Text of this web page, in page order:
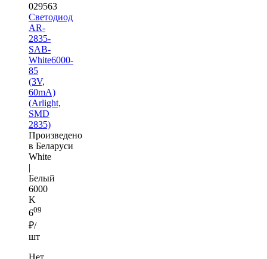
029563
Светодиод
AR-
2835-
SAB-
White6000-
85
(3V,
60mA)
(Arlight,
SMD
2835)
Произведено
в Беларуси
White
|
Белый
6000
K
609
₽/
шт